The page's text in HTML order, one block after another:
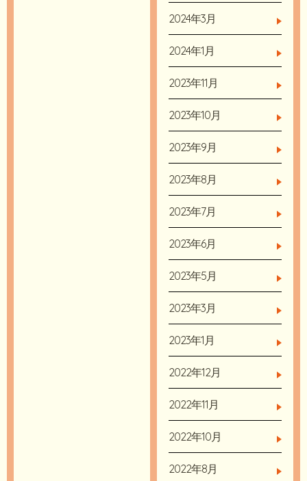
2024年3月
2024年1月
2023年11月
2023年10月
2023年9月
2023年8月
2023年7月
2023年6月
2023年5月
2023年3月
2023年1月
2022年12月
2022年11月
2022年10月
2022年8月